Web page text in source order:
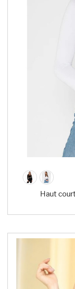
Haut